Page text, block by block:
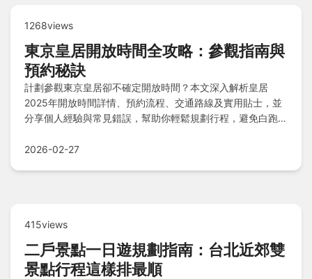
1268views
東京皇居開放時間全攻略：參觀指南與
預約秘訣
計劃參觀東京皇居卻不確定開放時間？本文深入解析皇居
2025年開放時間詳情、預約流程、交通路線及實用貼士，並
分享個人經驗與常見錯誤，幫助你輕鬆規劃行程，避免白跑一
2026-02-27
415views
二戶景點一日遊規劃指南：台北近郊雙
景點行程這樣排最順